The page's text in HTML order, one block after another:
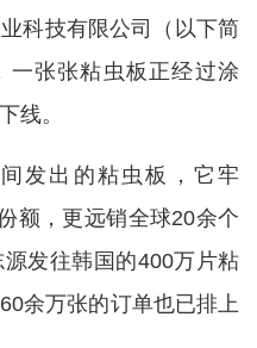
科技有限公司（以下简
一张张粘虫板正经过涂
线。
发出的粘虫板，它牢
额，更远销全球20余个
发往韩国的400万片粘
余万张的订单也已排上